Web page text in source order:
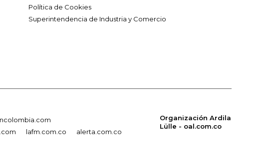
Política de Cookies
Superintendencia de Industria y Comercio
lafm.com.co
alerta.com.co
Organización Ardila
Lülle - oal.com.co